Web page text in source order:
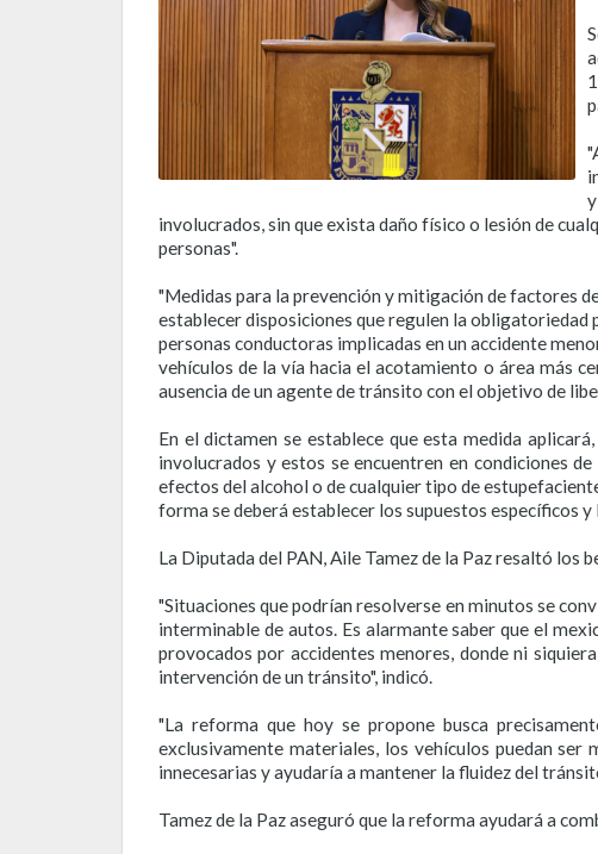
involucrados, sin que exista daño físico o lesión de
personas".
"Medidas para la prevención y mitigación de factores
establecer disposiciones que regulen la obligatoriedad
personas conductoras implicadas en un accidente
vehículos de la vía hacia el acotamiento o área más
ausencia de un agente de tránsito con el objetivo de
En el dictamen se establece que esta medida
involucrados y estos se encuentren en condiciones
efectos del alcohol o de cualquier tipo de
forma se deberá establecer los supuestos específicos
La Diputada del PAN, Aile Tamez de la Paz resaltó los
"Situaciones que podrían resolverse en minutos se
interminable de autos. Es alarmante saber que el
provocados por accidentes menores, donde ni
intervención de un tránsito", indicó.
"La reforma que hoy se propone busca
exclusivamente materiales, los vehículos puedan
innecesarias y ayudaría a mantener la fluidez del
Tamez de la Paz aseguró que la reforma ayudará a